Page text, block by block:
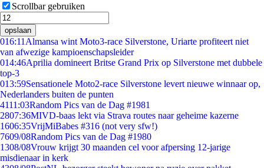
Scrollbar gebruiken
opslaan
016:11 Almansa wint Moto3-race Silverstone, Uriarte profiteert niet
van afwezige kampioenschapsleider
014:46Aprilia domineert Britse Grand Prix op Silverstone met dubbele
top-3
013:59Sensationele Moto2-race Silverstone levert nieuwe winnaar op,
Nederlanders buiten de punten
4111:03Random Pics van de Dag #1981
2807:36MIVD-baas lekt via Strava routes naar geheime kazerne
1606:35VrijMiBabes #316 (not very sfw!)
7609/08Random Pics van de Dag #1980
1308/08Vrouw krijgt 30 maanden cel voor afpersing 12-jarige
misdienaar in kerk